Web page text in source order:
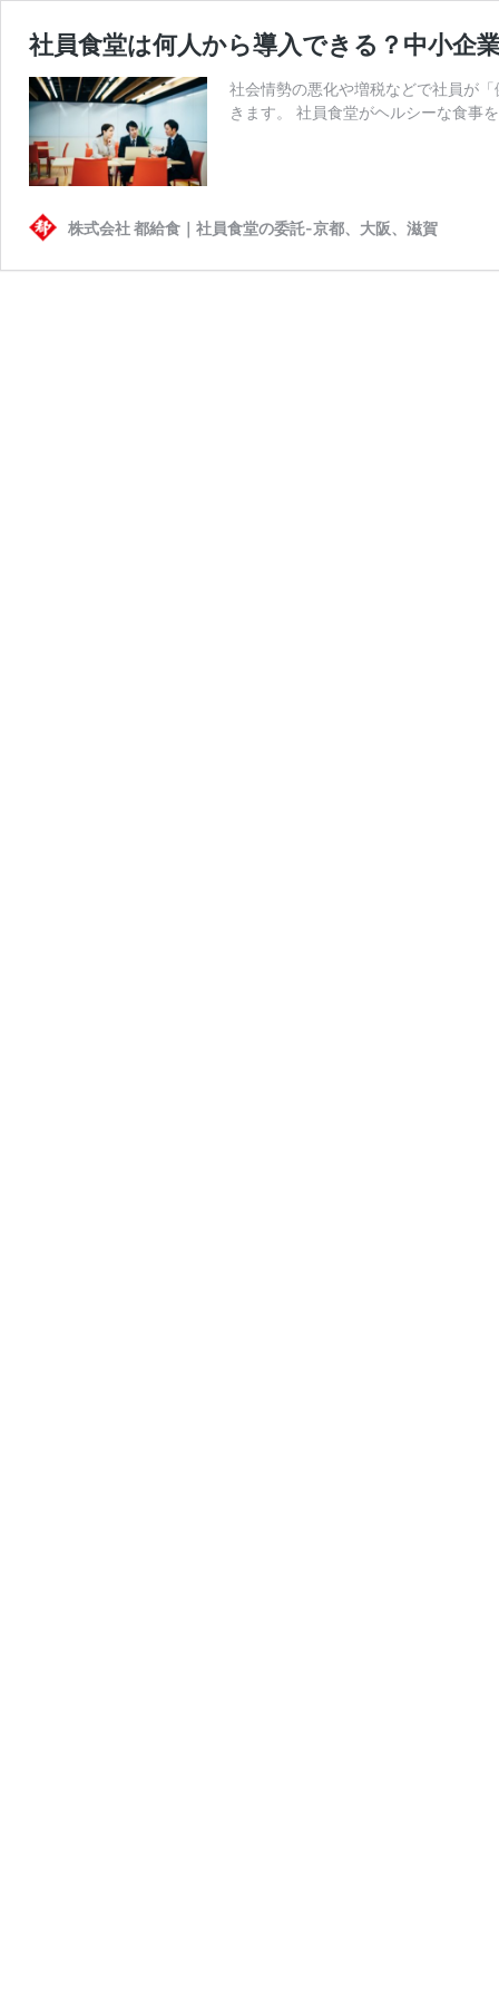
社員食堂は何人から導入できる？中小企
社会情勢の悪化や増税などで社員が
きます。 社員食堂がヘルシーな食事
株式会社 都給食｜社員食堂の委託-京都、大阪、滋賀